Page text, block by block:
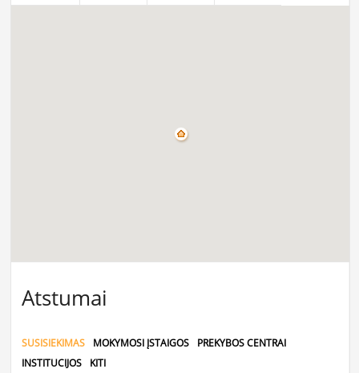
Atstumai
SUSISIEKIMAS MOKYMOSI ĮSTAIGOS
PREKYBOS CENTRAI
INSTITUCIJOS
KITI